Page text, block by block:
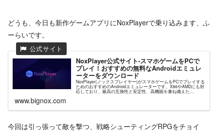
どうも、今日も新作ゲームアプリにNoxPlayerで乗り込みます、ふ
ーらいです。
NoxPlayer公式サイト-スマホゲームをPCで
プレイ！おすすめの無料なAndroidエミュレ
ーターをダウンロード
NoxPlayer(ノックスプレイヤー)がスマホゲームをPCでプレイする
ためのおすすめのAndroidエミュレーターです。X86やAMDにも対
応しており、最高の互換性と安定性、高機能を兼ね備えた
www.bignox.com
今回は引っ張って敵を撃つ、戦略シューティングRPGをチョイ